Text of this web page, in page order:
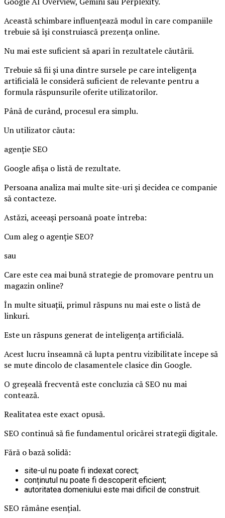
Această schimbare influențează modul în care companiile
trebuie să își construiască prezența online.
Nu mai este suficient să apari în rezultatele căutării.
Trebuie să fii și una dintre sursele pe care inteligența
artificială le consideră suficient de relevante pentru a
formula răspunsurile oferite utilizatorilor.
Până de curând, procesul era simplu.
Un utilizator căuta:
agenție SEO
Google afișa o listă de rezultate.
Persoana analiza mai multe site-uri și decidea ce companie
să contacteze.
Astăzi, aceeași persoană poate întreba:
Cum aleg o agenție SEO?
sau
Care este cea mai bună strategie de promovare pentru un
magazin online?
În multe situații, primul răspuns nu mai este o listă de
linkuri.
Este un răspuns generat de inteligența artificială.
Acest lucru înseamnă că lupta pentru vizibilitate începe să
se mute dincolo de clasamentele clasice din Google.
O greșeală frecventă este concluzia că SEO nu mai
contează.
Realitatea este exact opusă.
SEO continuă să fie fundamentul oricărei strategii digitale.
Fără o bază solidă:
site-ul nu poate fi indexat corect;
conținutul nu poate fi descoperit eficient;
autoritatea domeniului este mai dificil de construit.
SEO rămâne esențial.